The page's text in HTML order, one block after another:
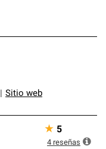
Sitio web
★ 5
4 reseñas